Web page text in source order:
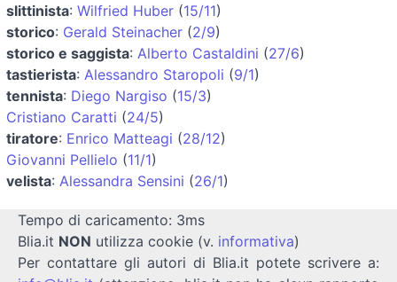
slittinista: Wilfried Huber (15/11)
storico: Gerald Steinacher (2/9)
storico e saggista: Alberto Castaldini (27/6)
tastierista: Alessandro Staropoli (9/1)
tennista: Diego Nargiso (15/3)
Cristiano Caratti (24/5)
tiratore: Enrico Matteagi (28/12)
Giovanni Pellielo (11/1)
velista: Alessandra Sensini (26/1)
Tempo di caricamento: 3ms
Blia.it NON utilizza cookie (v. informativa)
Per contattare gli autori di Blia.it potete scrivere a: